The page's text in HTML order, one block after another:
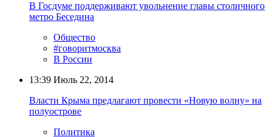
В Госдуме поддерживают увольнение главы столичного
метро Беседина
Общество
#говоритмосква
В России
13:39 Июль 22, 2014
Власти Крыма предлагают провести «Новую волну» на
полуострове
Политика